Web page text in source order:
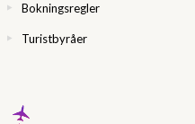
Bokningsregler
Turistbyråer